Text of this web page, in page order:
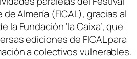
Almería (FICAL), gracias al
la Fundación ‘la Caixa’, que
ediciones de FICAL para
a colectivos vulnerables.